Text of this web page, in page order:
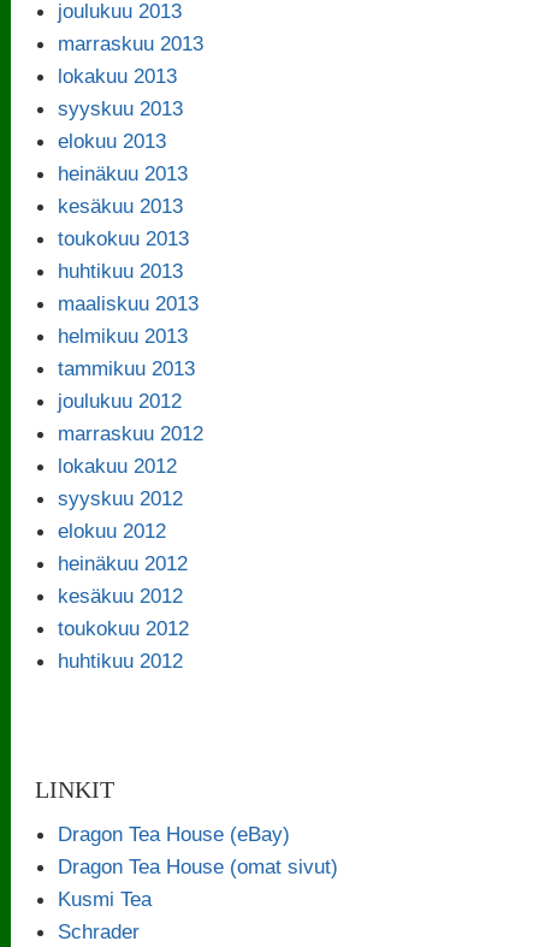
joulukuu 2013
marraskuu 2013
lokakuu 2013
syyskuu 2013
elokuu 2013
heinäkuu 2013
kesäkuu 2013
toukokuu 2013
huhtikuu 2013
maaliskuu 2013
helmikuu 2013
tammikuu 2013
joulukuu 2012
marraskuu 2012
lokakuu 2012
syyskuu 2012
elokuu 2012
heinäkuu 2012
kesäkuu 2012
toukokuu 2012
huhtikuu 2012
LINKIT
Dragon Tea House (eBay)
Dragon Tea House (omat sivut)
Kusmi Tea
Schrader